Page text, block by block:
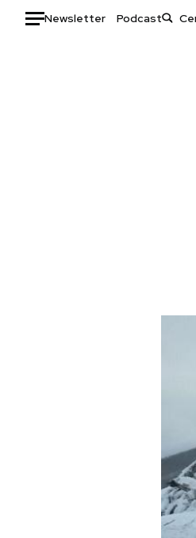
Newsletter Podcast